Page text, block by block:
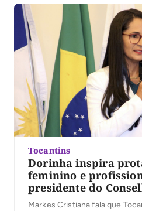
destacou a presença das
apoiadores que participaram
Tocantins
Dorinha inspira
feminino e
presidente do
Markes Cristiana fala que